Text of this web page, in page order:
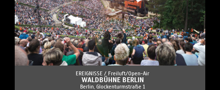
EREIGNISSE / Freiluft/Open-Air
WALDBÜHNE BERLIN
Berlin, Glockenturmstraße 1